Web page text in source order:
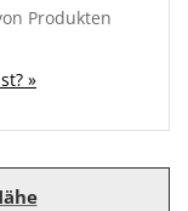
Produkten
»